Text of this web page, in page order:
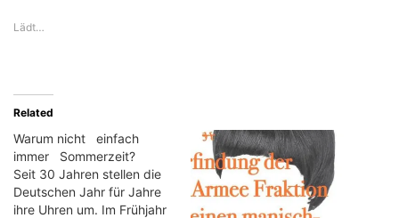
Lädt…
Related
Warum nicht einfach
immer Sommerzeit?
Seit 30 Jahren stellen die
Deutschen Jahr für Jahre
ihre Uhren um. Im Frühjahr